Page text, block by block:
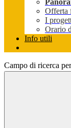
Offerta
I
Orario
Info utili
Campo di ricerca